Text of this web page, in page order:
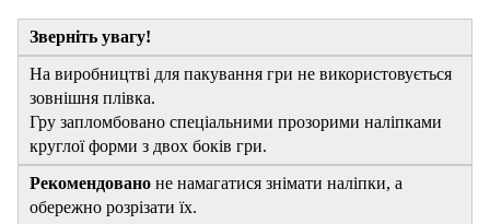
Зверніть увагу!
На виробництві для пакування гри не використовується
зовнішня плівка.
Гру запломбовано спеціальними прозорими наліпками
круглої форми з двох боків гри.
Рекомендовано не намагатися знімати наліпки, а
обережно розрізати їх.